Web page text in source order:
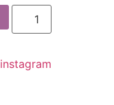
instagram